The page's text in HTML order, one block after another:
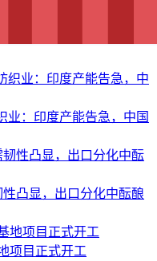
业：印度产能告急，中国
凸显，出口分化中酝酿
项目正式开工